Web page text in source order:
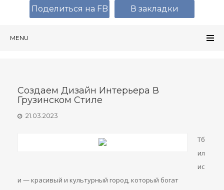
MENU
Создаем Дизайн Интерьера В
Грузинском Стиле
21.03.2023
Тб
ил
ис
и — красивый и культурный город, который богат
Поделиться на FB В закладки